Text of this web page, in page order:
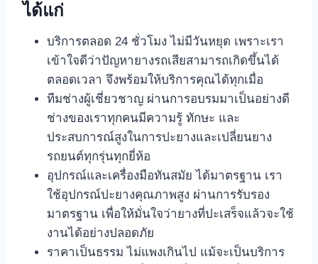
ได้แก่
บริการตลอด 24 ชั่วโมง ไม่มีวันหยุด เพราะเรา
เข้าใจดีว่าปัญหายางรถเสียสามารถเกิดขึ้นได้
ตลอดเวลา จึงพร้อมให้บริการคุณได้ทุกเมื่อ
ทีมช่างผู้เชี่ยวชาญ ผ่านการอบรมมาเป็นอย่างดี
ช่างของเราทุกคนมีความรู้ ทักษะ และ
ประสบการณ์สูงในการปะยางและเปลี่ยนยาง
รถยนต์ทุกรุ่นทุกยี่ห้อ
อุปกรณ์และเครื่องมือทันสมัย ได้มาตรฐาน เรา
ใช้อุปกรณ์ปะยางคุณภาพสูง ผ่านการรับรอง
มาตรฐาน เพื่อให้มั่นใจว่ายางที่ปะเสร็จแล้วจะใช้
งานได้อย่างปลอดภัย
ราคาเป็นธรรม ไม่แพงเกินไป แม้จะเป็นบริการ